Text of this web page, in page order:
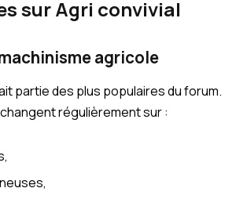
sur Agri convivial
agricole
partie des plus populaires du forum.
régulièrement sur :